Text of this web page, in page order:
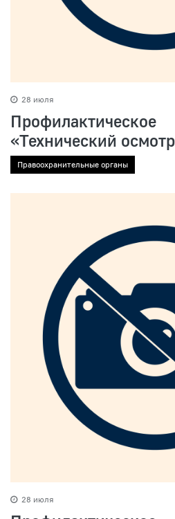
28 июля
«Технический
Правоохранительные органы
28 июля